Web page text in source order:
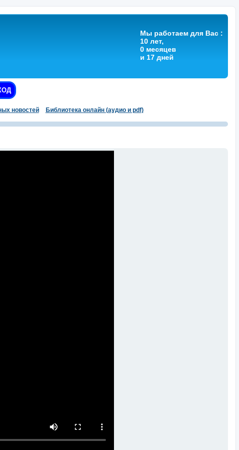
Мы работаем для Вас :
10 лет,
0 месяцев
и 17 дней
новостей Библиотека онлайн (аудио и pdf)